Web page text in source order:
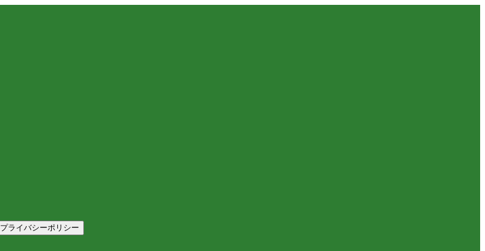
プライバシーポリシー